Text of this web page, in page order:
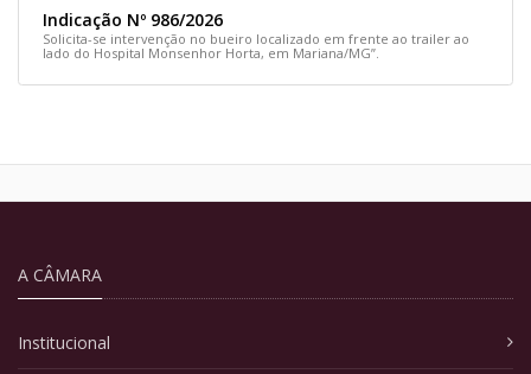
Indicação Nº 986/2026
Solicita-se intervenção no bueiro localizado em frente ao trailer ao
lado do Hospital Monsenhor Horta, em Mariana/MG”.
A CÂMARA
Institucional